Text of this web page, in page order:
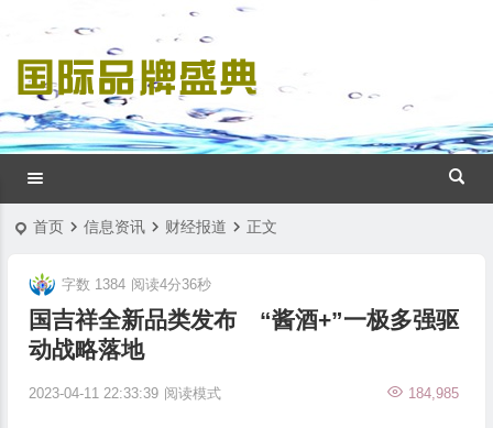
首页 信息资讯 财经报道 正文
国吉祥全新品类发布 “酱酒+”一极多强驱
动战略落地
2023-04-11 22:33:39 184,985
字数 1384 阅读4分36秒
阅读模式